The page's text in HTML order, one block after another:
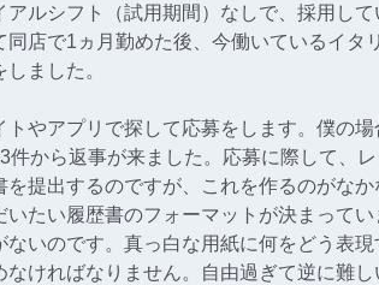
アルシフト（試用期間）なしで、採用して
同店で1ヵ月勤めた後、今働いているイタ
ました。
トやアプリで探して応募をします。僕の
件から返事が来ました。応募に際して、レ
を提出するのですが、これを作るのがなか
いたい履歴書のフォーマットが決まってい
ないのです。真っ白な用紙に何をどう表現
なければなりません。自由過ぎて逆に難し